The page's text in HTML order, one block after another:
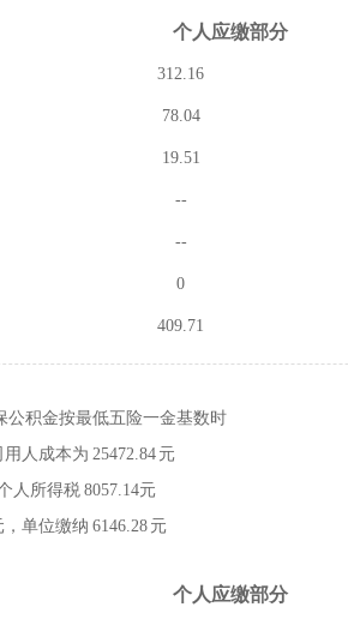
个人应缴部分
312.16
78.04
19.51
--
--
0
409.71
公积金按最低五险一金基数时
人成本为 25472.84元
人所得税 8057.14元
，单位缴纳 6146.28元
个人应缴部分